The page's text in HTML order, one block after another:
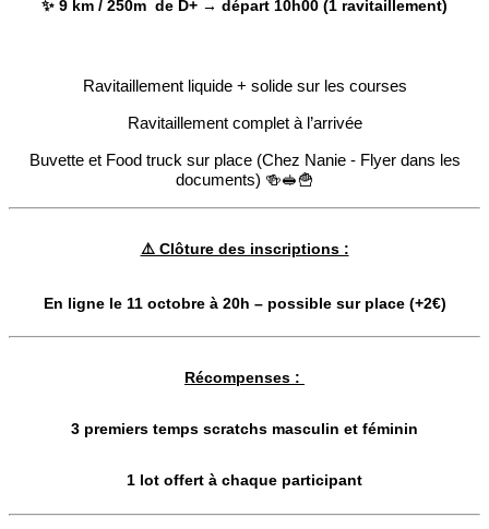
✨ 9 km / 250m de D+ → départ 10h00 (1 ravitaillement)
Ravitaillement liquide + solide sur les courses
Ravitaillement complet à l’arrivée
Buvette et Food truck sur place (Chez Nanie - Flyer dans les
documents) 🍻🥪🍟
⚠️ Clôture des inscriptions :
En ligne le 11 octobre à 20h – possible sur place (+2€)
Récompenses :
3 premiers temps scratchs masculin et féminin
1 lot offert à chaque participant